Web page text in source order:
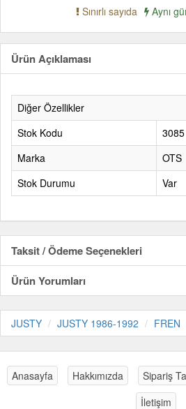
Sınırlı sayıda Aynı
Ürün Açıklaması
Diğer Özellikler
Stok Kodu
3085
Marka
OTS
Stok Durumu
Var
Taksit / Ödeme Seçenekleri
Ürün Yorumları
JUSTY JUSTY 1986-1992 FREN
Anasayfa Hakkımızda Sipariş
İletişim